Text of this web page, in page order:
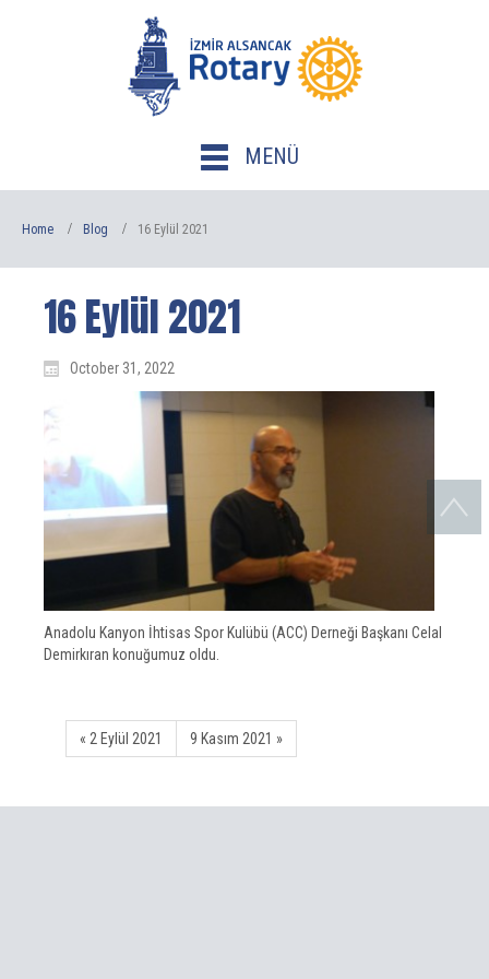
MENÜ
Home Blog 16 Eylül 2021
16 Eylül 2021
October 31, 2022
Anadolu Kanyon İhtisas Spor Kulübü (ACC) Derneği Başkanı Celal
Demirkıran konuğumuz oldu.
« 2 Eylül 2021 9 Kasım 2021 »